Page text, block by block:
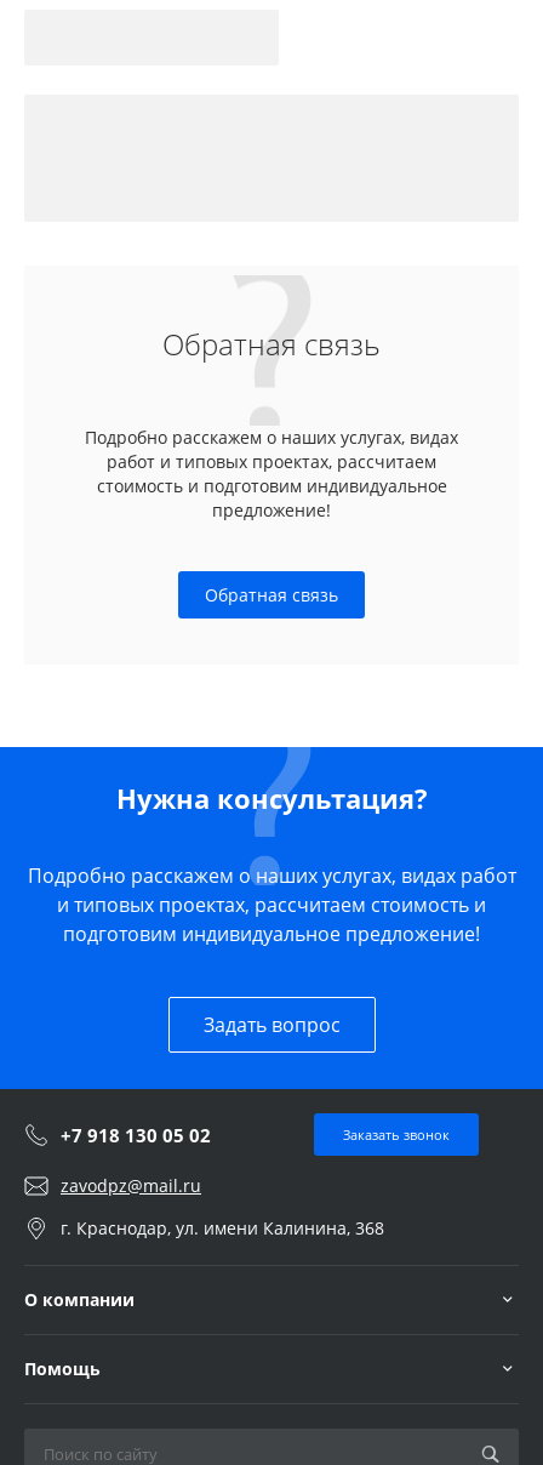
Обратная связь
Подробно расскажем о наших услугах, видах
работ и типовых проектах, рассчитаем
стоимость и подготовим индивидуальное
предложение!
Обратная связь
Нужна консультация?
Подробно расскажем о наших услугах, видах работ
и типовых проектах, рассчитаем стоимость и
подготовим индивидуальное предложение!
Задать вопрос
+7 918 130 05 02 Заказать звонок
zavodpz@mail.ru
г. Краснодар, ул. имени Калинина, 368
О компании
Помощь